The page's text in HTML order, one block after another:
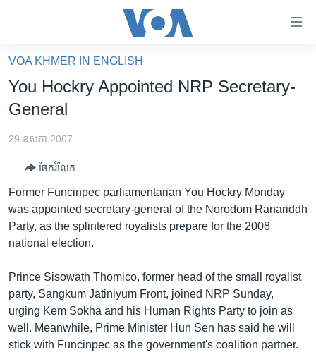
គេហទំព័រ​
ទាក់ទង
និង​
តែ​
ម្តង
រំលង​
និង​
ទៅ​
ទំព័រ​
រចនា
សម្ព័ន្ធ​
រំលង​
ហេឡូវីអូអេ
ព្រឹត្តិការណ៍ព័ត៌មាន
វិទ្យុ / ផតខាសថ៍
កម្មវិធីទាំងអស់
Khmer English
VOA KHMER IN ENGLISH
You Hockry Appointed NRP Secretary-
General
29 ឧសភា 2007
ចែករំលែក
Former Funcinpec parliamentarian You Hockry Monday
was appointed secretary-general of the Norodom Ranariddh
Party, as the splintered royalists prepare for the 2008
national election.
Prince Sisowath Thomico, former head of the small royalist
party, Sangkum Jatiniyum Front, joined NRP Sunday,
urging Kem Sokha and his Human Rights Party to join as
well. Meanwhile, Prime Minister Hun Sen has said he will
stick with Funcinpec as the government's coalition partner.